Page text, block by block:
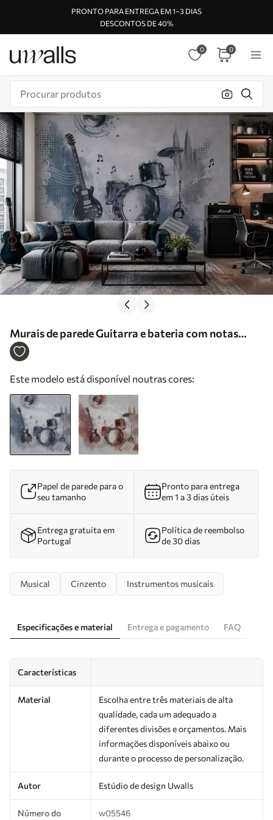
PRONTO PARA ENTREGA EM 1–3 DIAS
DESCONTOS DE 40%
0 0
Murais de parede Guitarra e bateria com notas
musicais Nr. w05546
Este modelo está disponível noutras cores:
Papel de parede para o
seu tamanho
Pronto para entrega
em 1 a 3 dias úteis
Entrega gratuita em
Portugal
Política de reembolso
de 30 dias
Musical Cinzento Instrumentos musicais
Especificações e material Entrega e pagamento FAQ
Características
Material
Escolha entre três materiais de alta
qualidade, cada um adequado a
diferentes divisões e orçamentos. Mais
informações disponíveis abaixo ou
durante o processo de personalização.
Autor Estúdio de design Uwalls
Número do
w05546